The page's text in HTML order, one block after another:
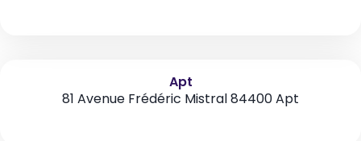
Apt
81 Avenue Frédéric Mistral 84400 Apt